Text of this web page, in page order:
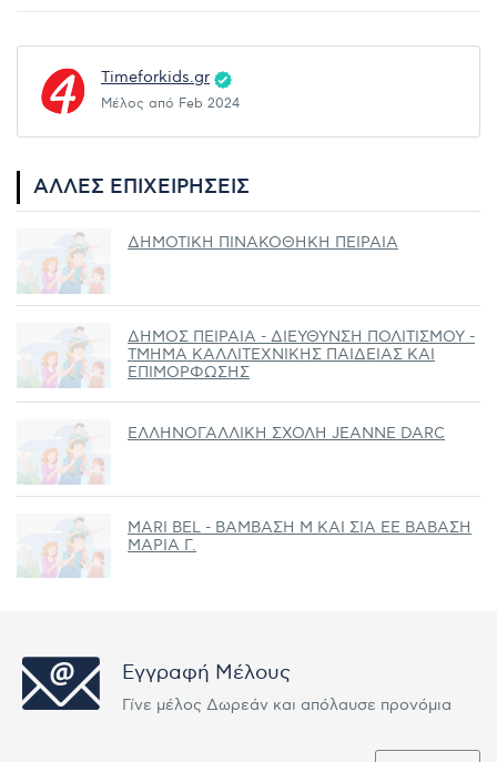
Timeforkids.gr
Μέλος από Feb 2024
ΆΛΛΕΣ ΕΠΙΧΕΙΡΉΣΕΙΣ
ΔΗΜΟΤΙΚΗ ΠΙΝΑΚΟΘΗΚΗ ΠΕΙΡΑΙΑ
ΔΗΜΟΣ ΠΕΙΡΑΙΑ - ΔΙΕΥΘΥΝΣΗ ΠΟΛΙΤΙΣΜΟΥ -
ΤΜΗΜΑ ΚΑΛΛΙΤΕΧΝΙΚΗΣ ΠΑΙΔΕΙΑΣ ΚΑΙ
ΕΠΙΜΟΡΦΩΣΗΣ
ΕΛΛΗΝΟΓΑΛΛΙΚΗ ΣΧΟΛΗ JEANNE DARC
MARI BEL - ΒΑΜΒΑΣΗ Μ KAI ΣΙΑ ΕΕ ΒΑΒΑΣΗ
ΜΑΡΙΑ Γ.
Εγγραφή Μέλους
Γίνε μέλος Δωρεάν και απόλαυσε προνόμια